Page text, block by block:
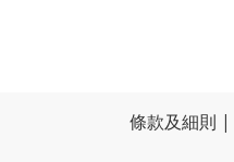
條款及細則 |